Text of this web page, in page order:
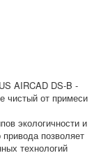
AIRCAD DS-B -
чистый от примеси
экологичности и
позволяет
технологий